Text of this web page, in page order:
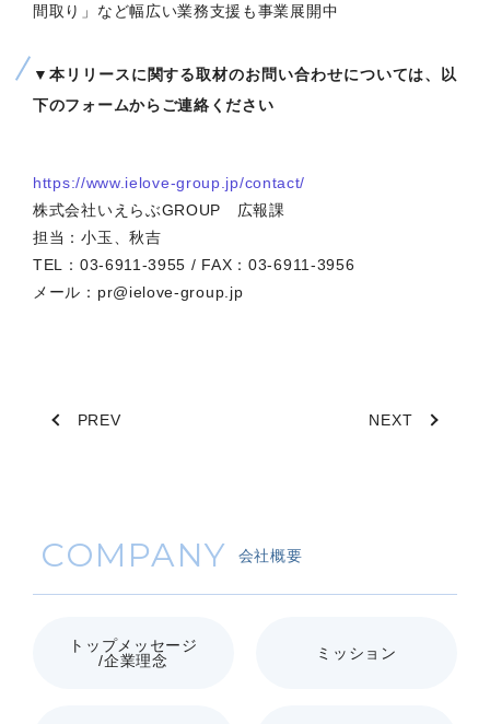
間取り」など幅広い業務支援も事業展開中
▼本リリースに関する取材のお問い合わせについては、以
下のフォームからご連絡ください
https://www.ielove-group.jp/contact/
株式会社いえらぶGROUP 広報課
担当：小玉、秋吉
TEL：03-6911-3955 / FAX：03-6911-3956
メール：pr@ielove-group.jp
PREV NEXT
COMPANY 会社概要
トップメッセージ
/企業理念
ミッション